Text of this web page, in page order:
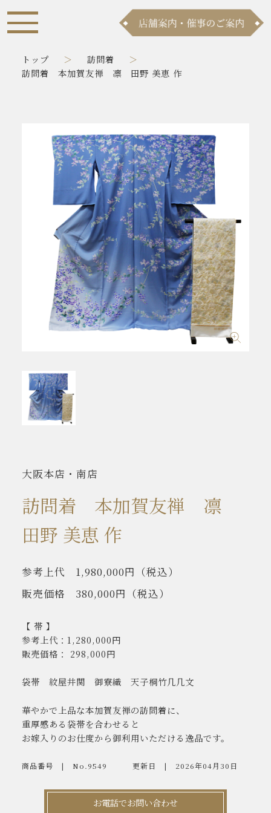
トップ
訪問着
訪問着 本加賀友禅 凛 田野 美恵 作
大阪本店・南店
訪問着 本加賀友禅 凛
田野 美恵 作
参考上代 1,980,000円 （税込）
販売価格
380,000円 （税込）
【 帯 】
参考上代：1,280,000円
販売価格： 298,000円
袋帯 紋屋井関 御寮織 天子桐竹几几文
華やかで上品な本加賀友禅の訪問着に、
重厚感ある袋帯を合わせると
お嫁入りのお仕度から御利用いただける逸品です。
商品番号 No.9549 更新日 2026年04月30日
お電話でお問い合わせ